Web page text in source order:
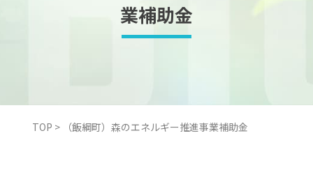
業補助金
TOP > （飯綱町）森のエネルギー推進事業補助金